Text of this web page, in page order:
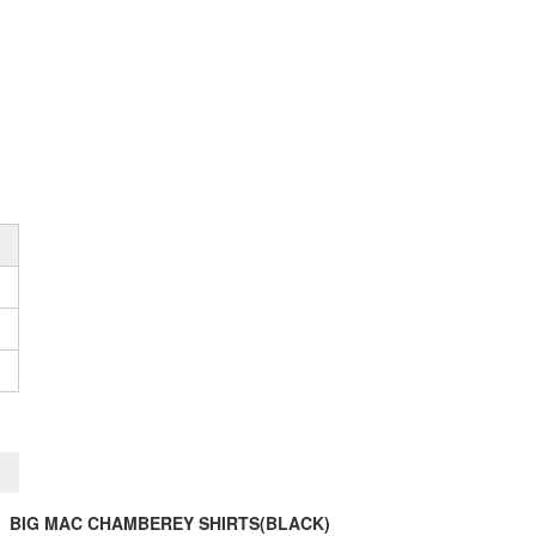
BIG MAC CHAMBEREY SHIRTS(BLACK)